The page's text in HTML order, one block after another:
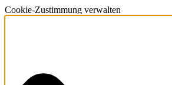
Cookie-Zustimmung verwalten